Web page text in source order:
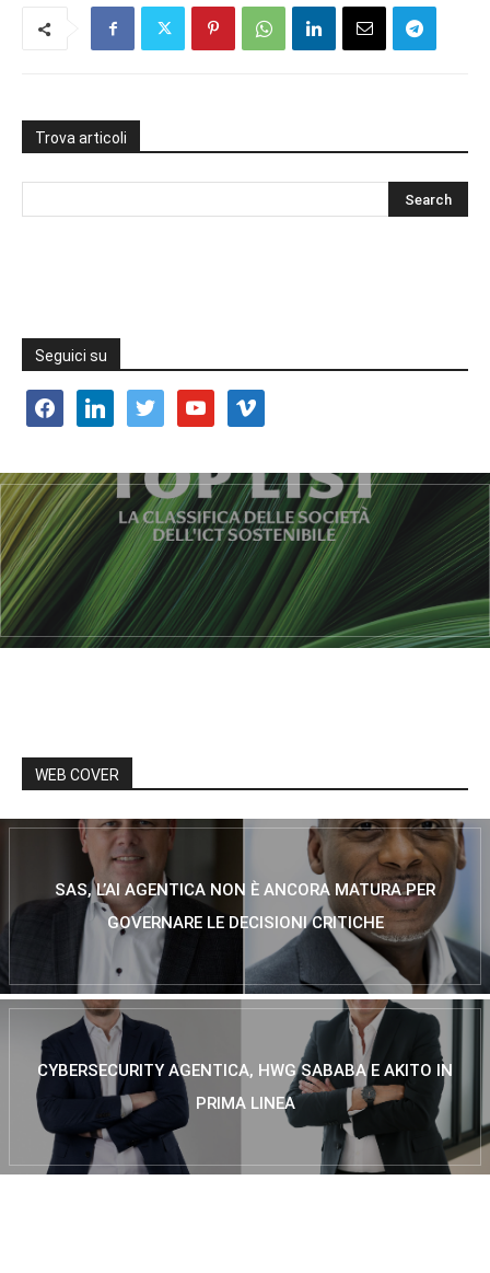
Trova articoli
Seguici su
facebooklinkedin twitter youtube vimeo
WEB COVER
SAS, L’AI AGENTICA NON È ANCORA MATURA PER
GOVERNARE LE DECISIONI CRITICHE
CYBERSECURITY AGENTICA, HWG SABABA E AKITO IN
PRIMA LINEA